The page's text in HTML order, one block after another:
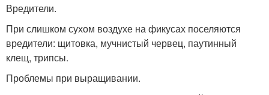
Вредители.
При слишком сухом воздухе на фикусах поселяются
вредители: щитовка, мучнистый червец, паутинный
клещ, трипсы.
Проблемы при выращивании.